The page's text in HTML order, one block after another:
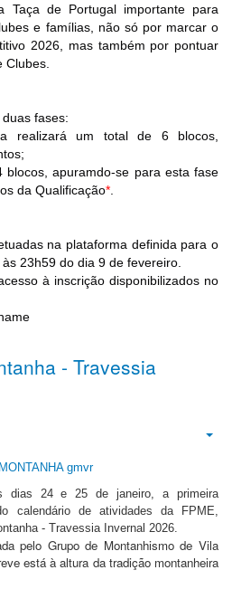
Taça de Portugal importante para
e famílias, não só por marcar o
2026, mas também por pontuar
Clubes.
fases:
realizará um total de 6 blocos,
blocos, apuramdo-se para esta fase
da Qualificação*.
na plataforma definida para o
23h59 do dia 9 de fevereiro.
à inscrição disponibilizados no
- Travessia
dias 24 e 25 de janeiro, a primeira
calendário de atividades da FPME,
- Travessia Invernal 2026.
pelo Grupo de Montanhismo de Vila
está à altura da tradição montanheira